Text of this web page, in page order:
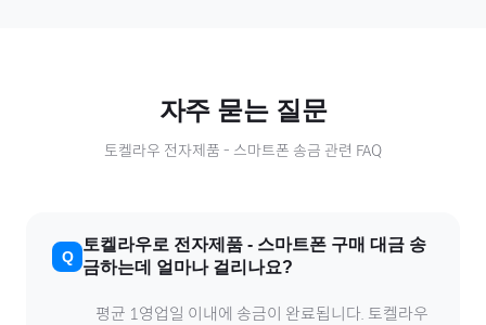
자주 묻는 질문
토켈라우 전자제품 - 스마트폰 송금 관련 FAQ
토켈라우로 전자제품 - 스마트폰 구매 대금 송
금하는데 얼마나 걸리나요?
평균 1영업일 이내에 송금이 완료됩니다. 토켈라우